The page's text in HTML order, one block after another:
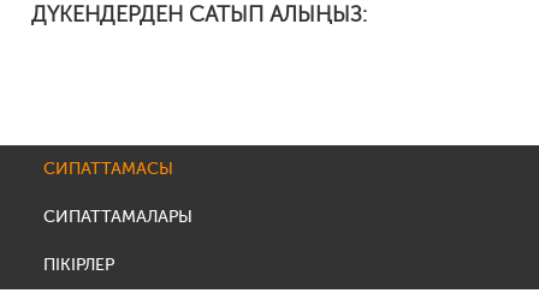
ДҮКЕНДЕРДЕН САТЫП АЛЫҢЫЗ:
СИПАТТАМАСЫ
СИПАТТАМАЛАРЫ
ПІКІРЛЕР